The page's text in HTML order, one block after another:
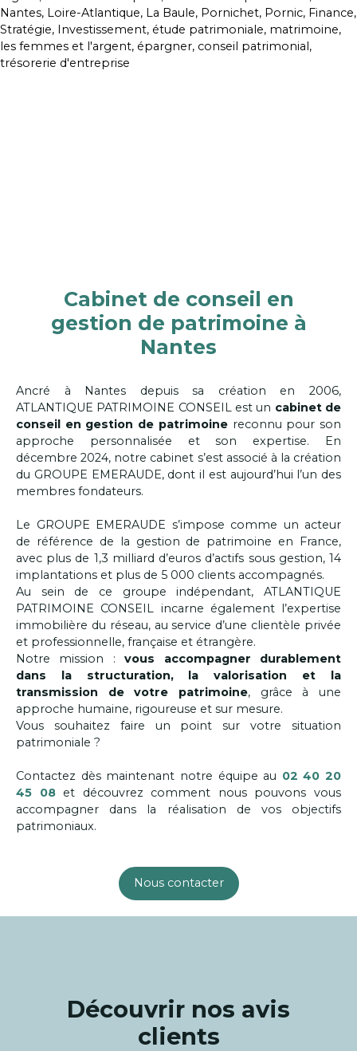
Cabinet de conseil en
gestion de patrimoine à
Nantes
Ancré à Nantes depuis sa création en 2006,
ATLANTIQUE PATRIMOINE CONSEIL est un cabinet de
conseil en gestion de patrimoine reconnu pour son
approche personnalisée et son expertise. En
décembre 2024, notre cabinet s’est associé à la création
du GROUPE EMERAUDE, dont il est aujourd’hui l’un des
membres fondateurs.
Le GROUPE EMERAUDE s’impose comme un acteur
de référence de la gestion de patrimoine en France,
avec plus de 1,3 milliard d’euros d’actifs sous gestion, 14
implantations et plus de 5 000 clients accompagnés.
Au sein de ce groupe indépendant, ATLANTIQUE
PATRIMOINE CONSEIL incarne également l’expertise
immobilière du réseau, au service d’une clientèle privée
et professionnelle, française et étrangère.
Notre mission :vous accompagner durablement
dans la structuration, la valorisation et la
transmission de votre patrimoine, grâce à une
approche humaine, rigoureuse et sur mesure.
Vous souhaitez faire un point sur votre situation
patrimoniale ?
Contactez dès maintenant notre équipe au 02 40 20
45 08 et découvrez comment nous pouvons vous
accompagner dans la réalisation de vos objectifs
patrimoniaux.
Nous contacter
Découvrir nos avis
clients